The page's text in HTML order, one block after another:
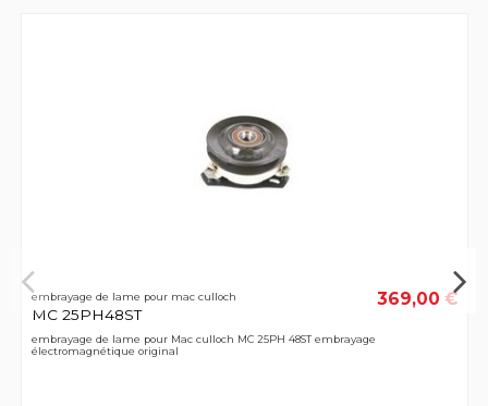
embrayage de lame pour mac culloch
MC 25PH48ST
369,00 €
embrayage de lame pour Mac culloch MC 25PH 48ST embrayage
électromagnétique original